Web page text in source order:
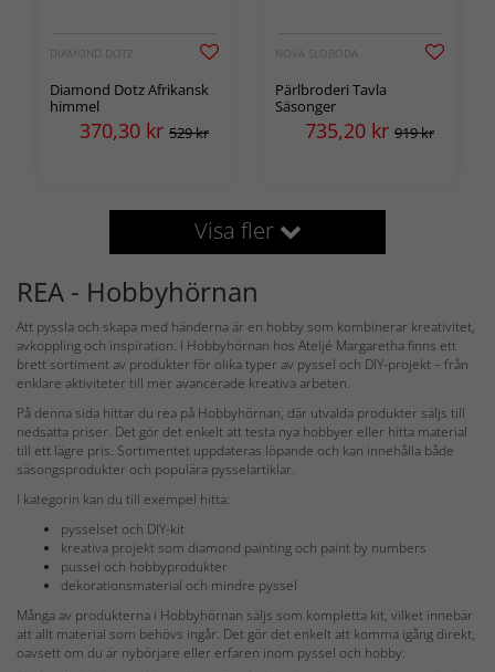
DIAMOND DOTZ
Diamond Dotz Afrikansk
himmel
370,30 kr 529 kr
NOVA SLOBODA
Pärlbroderi Tavla
Säsonger
735,20 kr 919 kr
Visa fler
REA - Hobbyhörnan
Att pyssla och skapa med händerna är en hobby som kombinerar kreativitet,
avkoppling och inspiration. I Hobbyhörnan hos Ateljé Margaretha finns ett
brett sortiment av produkter för olika typer av pyssel och DIY-projekt – från
enklare aktiviteter till mer avancerade kreativa arbeten.
På denna sida hittar du rea på Hobbyhörnan, där utvalda produkter säljs till
nedsatta priser. Det gör det enkelt att testa nya hobbyer eller hitta material
till ett lägre pris. Sortimentet uppdateras löpande och kan innehålla både
säsongsprodukter och populära pysselartiklar.
I kategorin kan du till exempel hitta:
pysselset och DIY-kit
kreativa projekt som diamond painting och paint by numbers
pussel och hobbyprodukter
dekorationsmaterial och mindre pyssel
Många av produkterna i Hobbyhörnan säljs som kompletta kit, vilket innebär
att allt material som behövs ingår. Det gör det enkelt att komma igång direkt,
oavsett om du är nybörjare eller erfaren inom pyssel och hobby.